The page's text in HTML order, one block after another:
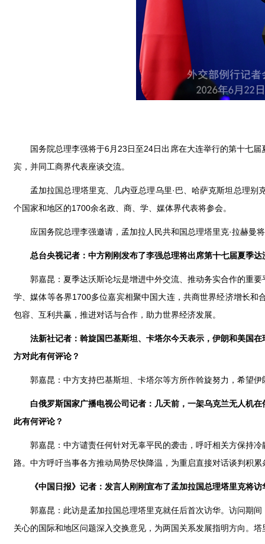
国务院总理李强将于6月23日至24日出席在大连举行的第十七
宾，并同工商界代表座谈交流。
孟加拉国总理塔里克、几内亚总理乌里·巴、哈萨克斯坦总理
个国家和地区的1700余名政、商、学、媒体界代表将参会。
应国务院总理李强邀请，孟加拉人民共和国总理塔里克·拉赫曼
总台央视记者：中方刚刚发布了李强总理将出席第十七届夏季
郭嘉昆：夏季达沃斯论坛是增进中外交流、推动务实合作的重
学、媒体等各界1700多位嘉宾相聚中国大连，共商世界经济增长
包容、互利共赢，推进对话与合作，助力世界经济发展。
法新社记者：斡旋国巴基斯坦、卡塔尔今天表示，伊朗和美国
方对此有何评论？
郭嘉昆：中方支持巴基斯坦、卡塔尔等方所作斡旋努力，希望
白俄罗斯国家广播电视公司记者：几天前，一架乌克兰无人机
此有何评论？
郭嘉昆：中方谴责任何针对无辜平民的袭击，呼吁相关方保持
路。中方呼吁当事各方推动局势尽快降温，为重启直接对话谈判积累
《中国日报》记者：发言人刚刚宣布了孟加拉国总理塔里克将
郭嘉昆：此访是孟加拉国总理塔里克就任后首次访华。访问期
关心的国际和地区问题深入交换意见，为两国关系发展指明方向。